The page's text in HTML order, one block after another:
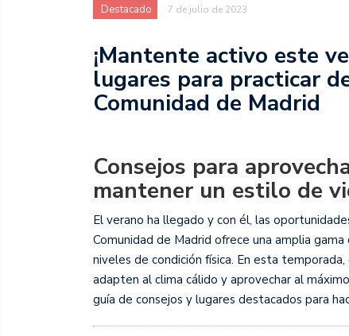
Destacado 7 de julio de 2023
¡Mantente activo este
lugares para practicar
Comunidad de Madrid
Consejos para
mantener un estilo de
El verano ha llegado y con él, las
Comunidad de Madrid ofrece una amplia
niveles de condición física. En esta
adapten al clima cálido y aprovechar al
guía de consejos y lugares destacados para